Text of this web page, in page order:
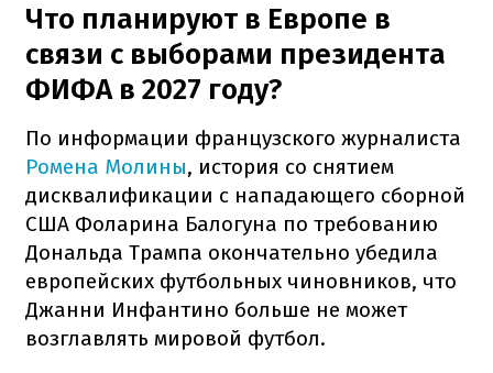
Что планируют в Европе в
связи с выборами президента
ФИФА в 2027 году?
По информации французского журналиста
Ромена Молины, история со снятием
дисквалификации с нападающего сборной
США Фоларина Балогуна по требованию
Дональда Трампа окончательно убедила
европейских футбольных чиновников, что
Джанни Инфантино больше не может
возглавлять мировой футбол.